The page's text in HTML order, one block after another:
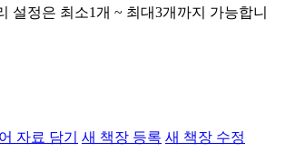
설정은 최소1개 ~ 최대3개까지 가능합니
자료 담기 새 책장 등록 새 책장 수정